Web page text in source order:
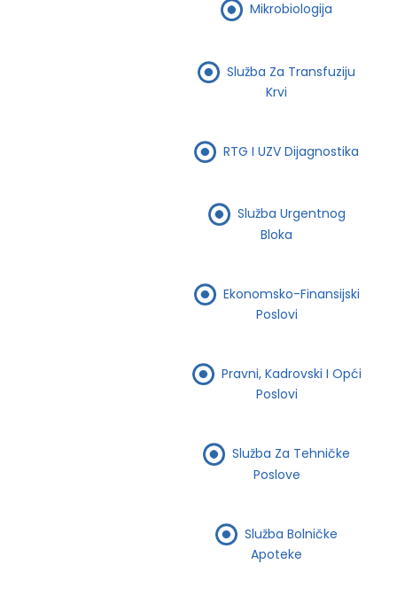
Mikrobiologija
Služba Za Transfuziju
Krvi
RTG I UZV Dijagnostika
Služba Urgentnog
Bloka
Ekonomsko-Finansijski
Poslovi
Pravni, Kadrovski I Opći
Poslovi
Služba Za Tehničke
Poslove
Služba Bolničke
Apoteke